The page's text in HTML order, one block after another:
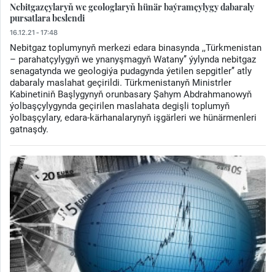
Nebitgazçylaryň we geologlaryň hünär baýramçylygy dabaraly
pursatlara beslendi
16.12.21 - 17:48
Nebitgaz toplumynyň merkezi edara binasynda ,,Türkmenistan
– parahatçylygyň we ynanyşmagyň Watany’’ ýylynda nebitgaz
senagatynda we geologiýa pudagynda ýetilen sepgitler’’ atly
dabaraly maslahat geçirildi. Türkmenistanyň Ministrler
Kabinetiniň Başlygynyň orunbasary Şahym Abdrahmanowyň
ýolbaşçylygynda geçirilen maslahata degişli toplumyň
ýolbaşçylary, edara-kärhanalarynyň işgärleri we hünärmenleri
gatnaşdy.